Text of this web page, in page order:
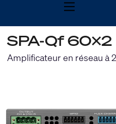
MENU
QSYS.com (English)
India (English)
Español
SPA-Qf 60x2
Amplificateur en réseau à